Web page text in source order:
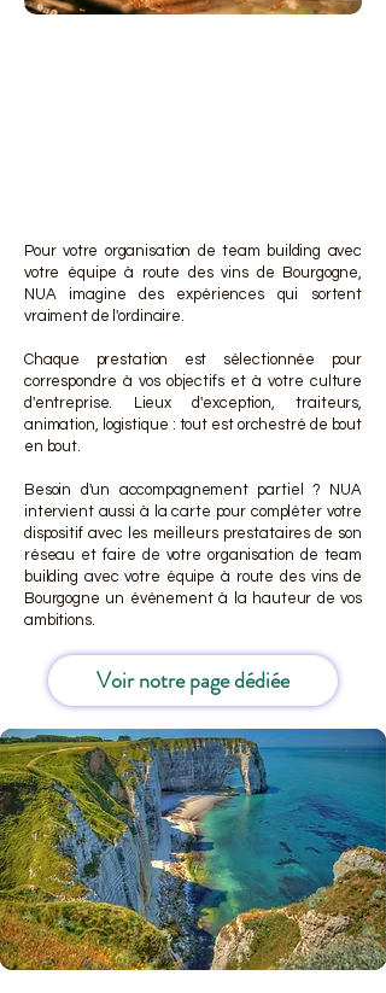
Pour votre organisation de team building avec
votre équipe à route des vins de Bourgogne,
NUA imagine des expériences qui sortent
vraiment de l'ordinaire.
Chaque prestation est sélectionnée pour
correspondre à vos objectifs et à votre culture
d'entreprise. Lieux d'exception, traiteurs,
animation, logistique : tout est orchestré de bout
en bout.
Besoin d'un accompagnement partiel ? NUA
intervient aussi à la carte pour compléter votre
dispositif avec les meilleurs prestataires de son
réseau et faire de votre organisation de team
building avec votre équipe à route des vins de
Bourgogne un événement à la hauteur de vos
ambitions.
Voir notre page dédiée